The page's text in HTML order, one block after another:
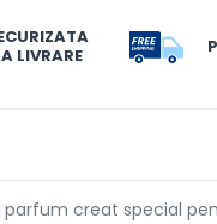
LIVRARE
parfum creat special